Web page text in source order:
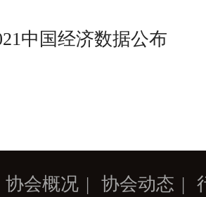
中国经济数据公布
协会概况 | 协会动态 |